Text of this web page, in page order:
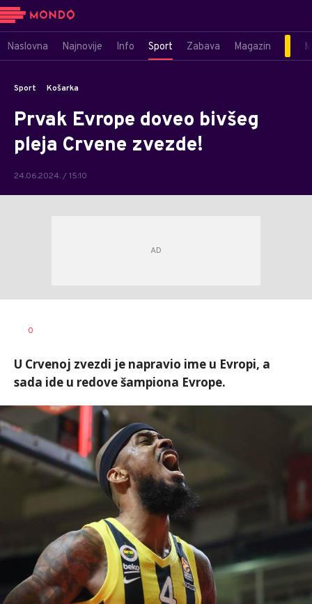
Naslovna Najnovije Info Sport Zabava Magazin
Sport Košarka
Prvak Evrope doveo bivšeg
pleja Crvene zvezde!
24.06.2024. / 15:10
AUTOR
0
U Crvenoj zvezdi je napravio ime u Evropi, a
sada ide u redove šampiona Evrope.